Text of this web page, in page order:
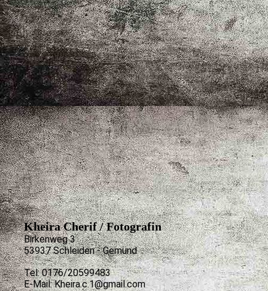
Kheira Cherif / Fotografin
Birkenweg 3
53937 Schleiden - Gemünd
Tel: 0176/20599483
E-Mail: Kheira.c.1@gmail.com